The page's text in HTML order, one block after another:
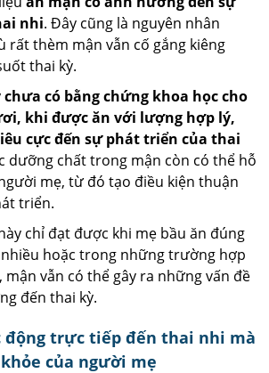
nhi. Đây cũng là nguyên nhân
rất thèm mận vẫn cố gắng kiêng
thai kỳ.
chưa có bằng chứng khoa học cho
khi được ăn với lượng hợp lý,
cực đến sự phát triển của thai
dưỡng chất trong mận còn có thể hỗ
mẹ, từ đó tạo điều kiện thuận
triển.
chỉ đạt được khi mẹ bầu ăn đúng
nhiều hoặc trong những trường hợp
mận vẫn có thể gây ra những vấn đề
đến thai kỳ.
động trực tiếp đến thai nhi mà
của người mẹ